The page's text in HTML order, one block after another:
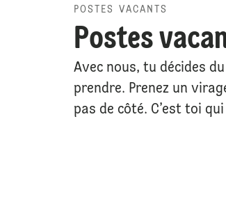
POSTES VACANTS
Postes
Avec nous, tu décides
prendre. Prenez un
pas de côté. C’est toi